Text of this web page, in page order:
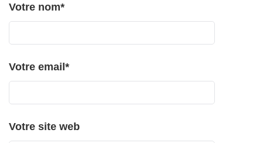
Votre nom*
Votre email*
Votre site web